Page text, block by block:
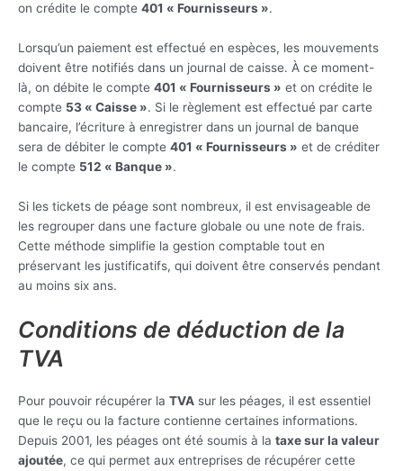
on crédite le compte 401 « Fournisseurs ».
Lorsqu’un paiement est effectué en espèces, les mouvements
doivent être notifiés dans un journal de caisse. À ce moment-
là, on débite le compte 401 « Fournisseurs » et on crédite le
compte 53 « Caisse ». Si le règlement est effectué par carte
bancaire, l’écriture à enregistrer dans un journal de banque
sera de débiter le compte 401 « Fournisseurs » et de créditer
le compte 512 « Banque ».
Si les tickets de péage sont nombreux, il est envisageable de
les regrouper dans une facture globale ou une note de frais.
Cette méthode simplifie la gestion comptable tout en
préservant les justificatifs, qui doivent être conservés pendant
au moins six ans.
Conditions de déduction de la
TVA
Pour pouvoir récupérer la TVA sur les péages, il est essentiel
que le reçu ou la facture contienne certaines informations.
Depuis 2001, les péages ont été soumis à la taxe sur la valeur
ajoutée, ce qui permet aux entreprises de récupérer cette